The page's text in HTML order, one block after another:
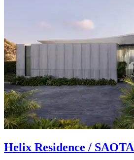
Helix Residence / SAOTA